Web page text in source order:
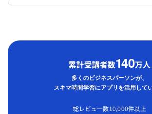
累計受講者数140万人
多くのビジネスパーソンが、
スキマ時間学習にアプリを活用して
総レビュー数10,000件以上